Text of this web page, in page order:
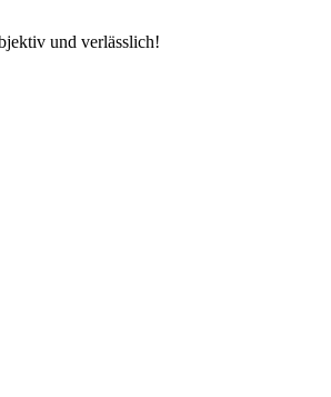
und verlässlich!